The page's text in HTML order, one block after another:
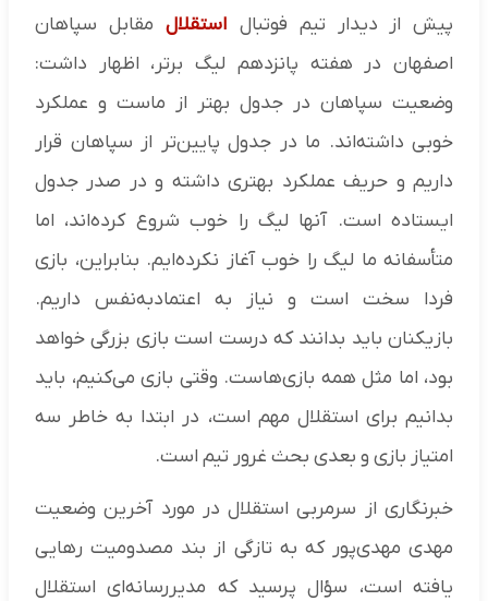
پیش از دیدار تیم فوتبال استقلال مقابل سپاهان
اصفهان در هفته پانزدهم لیگ برتر، اظهار داشت:
وضعیت سپاهان در جدول بهتر از ماست و عملکرد
خوبی داشته‌اند. ما در جدول پایین‌تر از سپاهان قرار
داریم و حریف عملکرد بهتری داشته و در صدر جدول
ایستاده است. آنها لیگ را خوب شروع کرده‌اند، اما
متأسفانه ما لیگ را خوب آغاز نکرده‌ایم. بنابراین، بازی
فردا سخت است و نیاز به اعتمادبه‌نفس داریم.
بازیکنان باید بدانند که درست است بازی بزرگی خواهد
بود، اما مثل همه بازی‌هاست. وقتی بازی می‌کنیم، باید
بدانیم برای استقلال مهم است، در ابتدا به خاطر سه
امتیاز بازی و بعدی بحث غرور تیم است.
خبرنگاری از سرمربی استقلال در مورد آخرین وضعیت
مهدی مهدی‌پور که به تازگی از بند مصدومیت رهایی
یافته است، سؤال پرسید که مدیررسانه‌ای استقلال